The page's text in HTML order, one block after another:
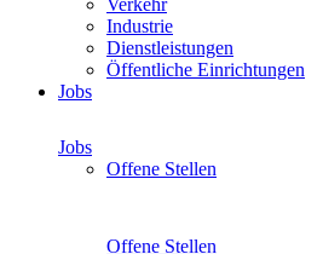
Verkehr
Industrie
Dienstleistungen
Öffentliche Einrichtungen
Jobs
Jobs
Offene Stellen
Offene Stellen